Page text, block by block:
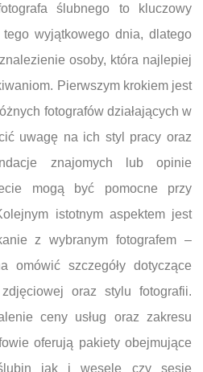
ślubnego to kluczowy
wyjątkowego dnia, dlatego
osoby, która najlepiej
Pierwszym krokiem jest
fotografów działających w
uwagę na ich styl pracy oraz
znajomych lub opinie
mogą być pomocne przy
istotnym aspektem jest
z wybranym fotografem –
omówić szczegóły dotyczące
oraz stylu fotografii.
ceny usług oraz zakresu
oferują pakiety obejmujące
jak i wesele czy sesję